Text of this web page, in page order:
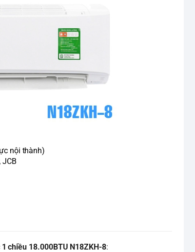
nội thành)
JCB
chiều 18.000BTU N18ZKH-8: